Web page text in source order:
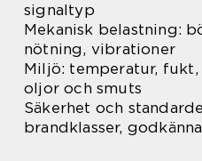
signaltyp
Mekanisk belastning:
nötning, vibrationer
Miljö: temperatur, fukt,
oljor och smuts
Säkerhet och
brandklasser,